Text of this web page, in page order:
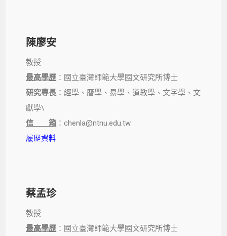
陳廖安
教授
最高學歷 ：國立臺灣師範大學國文研究所博士
研究專長 ：經學、曆學、易學、道教學、文字學、文
獻學\
信 箱 ：chenla@ntnu.edu.tw
履歷資料
蔡孟珍
教授
最高學歷 ：國立臺灣師範大學國文研究所博士